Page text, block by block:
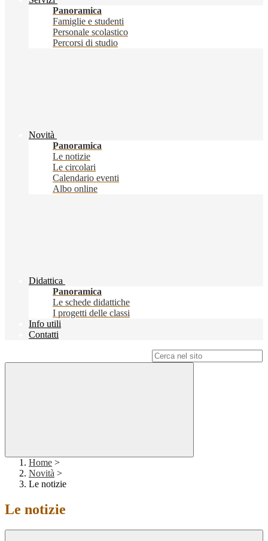
Panoramica
Famiglie e studenti
Personale scolastico
Percorsi di studio
Novità
Panoramica
Le notizie
Le circolari
Calendario eventi
Albo online
Didattica
Panoramica
Le schede didattiche
I progetti delle classi
Info utili
Contatti
Home >
Novità >
Le notizie
Le notizie